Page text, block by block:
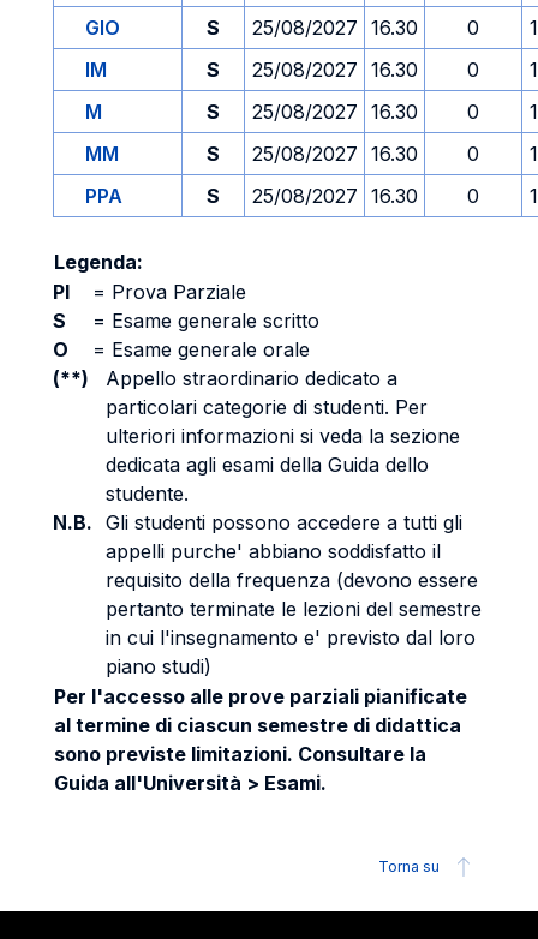
GIO S 25/08/2027 16.30 0
IM
S 25/08/2027 16.30 0
M
S 25/08/2027 16.30 0
MM
S 25/08/2027 16.30 0
PPA
S 25/08/2027 16.30 0
Legenda:
PI
= Prova Parziale
S
= Esame generale scritto
O
= Esame generale orale
(**)
Appello straordinario dedicato a
particolari categorie di studenti. Per
ulteriori informazioni si veda la sezione
dedicata agli esami della Guida dello
studente.
N.B. Gli studenti possono accedere a tutti gli
appelli purche' abbiano soddisfatto il
requisito della frequenza (devono essere
pertanto terminate le lezioni del semestre
in cui l'insegnamento e' previsto dal loro
piano studi)
Per l'accesso alle prove parziali pianificate
al termine di ciascun semestre di didattica
sono previste limitazioni. Consultare la
Guida all'Università > Esami.
Torna su